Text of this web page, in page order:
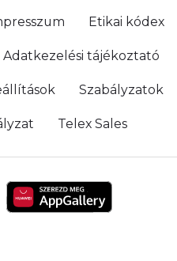
Etikai kódex
Adatkezelési tájékoztató
Szabályzatok
Telex Sales